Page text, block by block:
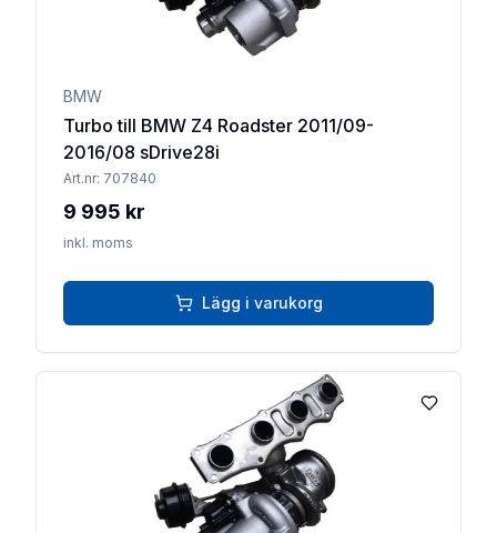
BMW
Turbo till BMW Z4 Roadster 2011/09-
2016/08 sDrive28i
Art.nr: 707840
9 995 kr
inkl. moms
Lägg i varukorg
Lägg till